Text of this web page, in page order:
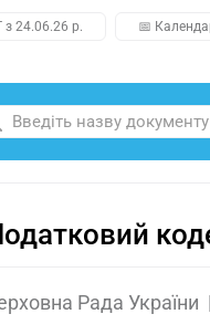
24.06.26 р. 📅
Рада України |